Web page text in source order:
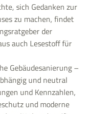
sich Gedanken zur
zu machen, findet
der
auch Lesestoff für
Gebäudesanierung –
und neutral
und Kennzahlen,
und moderne